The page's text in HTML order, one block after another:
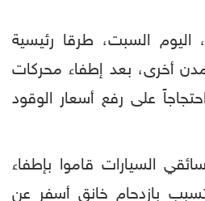
اليوم السبت، طرقا رئيسية
أخرى، بعد إطفاء محركات
على رفع أسعار الوقود
السيارات قاموا بإطفاء
بازدحام خانق أسفر عن